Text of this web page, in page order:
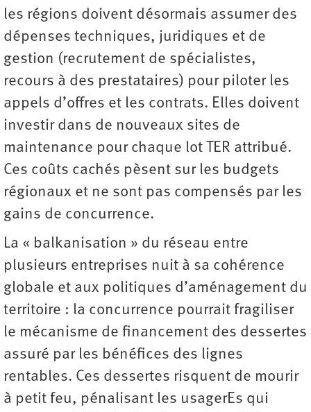
les régions doivent désormais assumer des
dépenses techniques, juridiques et de
gestion (recrutement de spécialistes,
recours à des prestataires) pour piloter les
appels d’offres et les contrats. Elles doivent
investir dans de nouveaux sites de
maintenance pour chaque lot TER attribué.
Ces coûts cachés pèsent sur les budgets
régionaux et ne sont pas compensés par les
gains de concurrence.
La « balkanisation » du réseau entre
plusieurs entreprises nuit à sa cohérence
globale et aux politiques d’aménagement du
territoire : la concurrence pourrait fragiliser
le mécanisme de financement des dessertes
assuré par les bénéfices des lignes
rentables. Ces dessertes risquent de mourir
à petit feu, pénalisant les usagerEs qui